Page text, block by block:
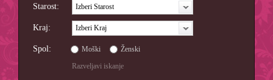
Starost: Izberi Starost
Kraj: Izberi Kraj
Spol: Moški
Ženski
Razveljavi iskanje